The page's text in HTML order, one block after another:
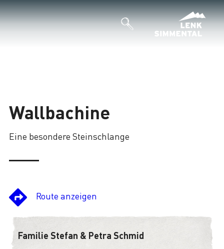
Wallbachine
Eine besondere Steinschlange
Route anzeigen
Familie Stefan & Petra Schmid